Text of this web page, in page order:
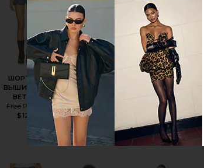
ШОРТЫ С
ВЫШИВКОЙ
BETTIE
Free People
$128
ПОПУЛЯРНО
СЕЙЧАС!
Продано 18 раз за
последние 48
часов
ШОРТЫ PARKER
LONG
AGOLDE
$148
УСТОЙЧИВОЕ РАЗВИТИЕ
ПОПУЛЯРНО
СЕЙЧАС!
Продано 19 раз за
последние 48
часов
ШОРТЫ
NOSTALGIA
Free People
$98